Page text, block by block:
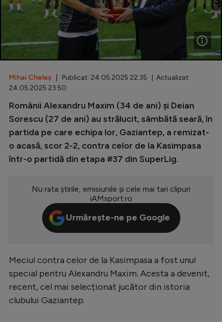
Fotbal feminin
Special
Inedit
Clasamente
Champions League
Europa League
CM 2026
Premier League
LaLiga
Bundesliga
Ligue 1
Campionate
Mihai Cheleș | Publicat: 24.05.2025 22:35 | Actualizat:
24.05.2025 23:50
Românii Alexandru Maxim (34 de ani) și Deian
Sorescu (27 de ani) au strălucit, sâmbătă seară, în
partida pe care echipa lor, Gaziantep, a remizat-
o acasă, scor 2-2, contra celor de la Kasimpasa
într-o partidă din etapa #37 din SuperLig.
Nu rata știrile, emisiunile și cele mai tari clipuri
iAMsport.ro
Urmărește-ne pe Google
Meciul contra celor de la Kasimpasa a fost unul
special pentru Alexandru Maxim. Acesta a devenit,
recent, cel mai selecționat jucător din istoria
clubului Gaziantep.